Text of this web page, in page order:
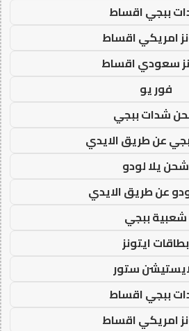
ببجي اقساط
امريكي اقساط
سعودي اقساط
فور يو
شدات ببجي
عن طريق الايدي
شحن يلا لودو
عن طريق الايدي
شعبية ببجي
بطاقات ايتونز
ستور
ببجي اقساط
امريكي اقساط